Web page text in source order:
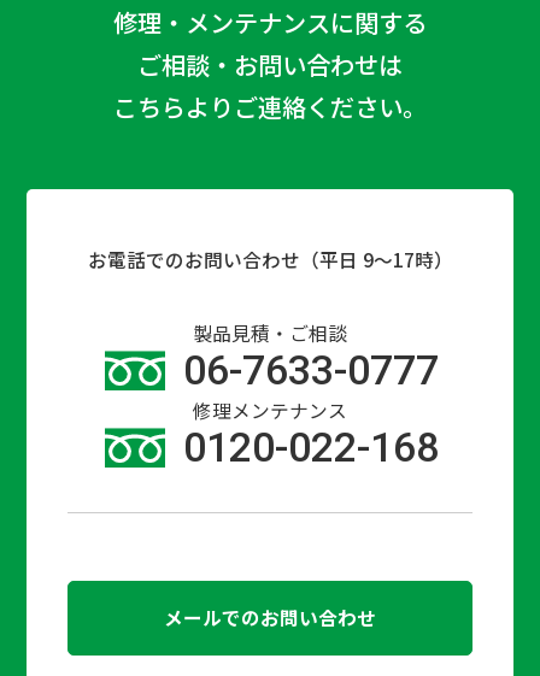
修理・メンテナンスに関する
ご相談・お問い合わせは
こちらよりご連絡ください。
お電話でのお問い合わせ（平日 9〜17時）
製品見積・ご相談
06-7633-0777
修理メンテナンス
0120-022-168
メールでのお問い合わせ